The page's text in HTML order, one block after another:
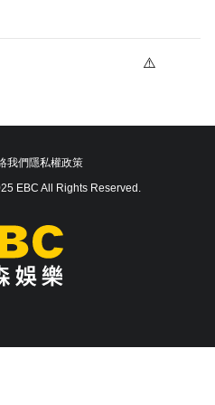
我們隱私權政策
EBC All Rights Reserved.